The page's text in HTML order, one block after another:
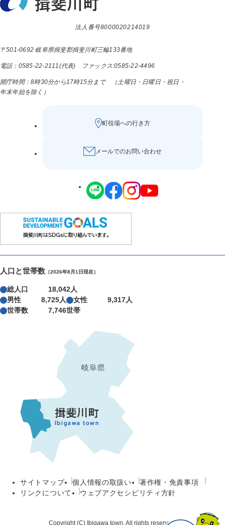
法人番号8000020214019
〒501-0692 岐阜県揖斐郡揖斐川町三輪133番地
電話：0585-22-2111(代表) ファックス:0585-22-4496
開庁時間：8時30分から17時15分まで （土曜日・日曜日・祝日・
年末年始を除く）
町役場への行き方
メールでのお問い合わせ
人口と世帯数 （2026年8月1日現在）
総人口
18,042人
男性
8,725人 女性
9,317人
世帯数
7,746世帯
サイトマップ 個人情報の取扱い
著作権・免責事項
リンクについて
ウェブアクセシビリティ方針
Copyright (C) Ibigawa town. All rights reserved.